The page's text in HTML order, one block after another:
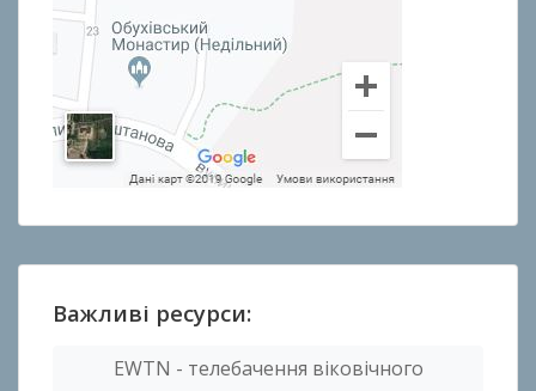
Важливі ресурси:
EWTN - телебачення віковічного